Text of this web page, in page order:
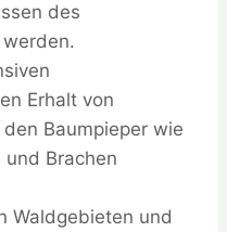
des
Erhalt von
Baumpieper wie
Brachen
Waldgebieten und